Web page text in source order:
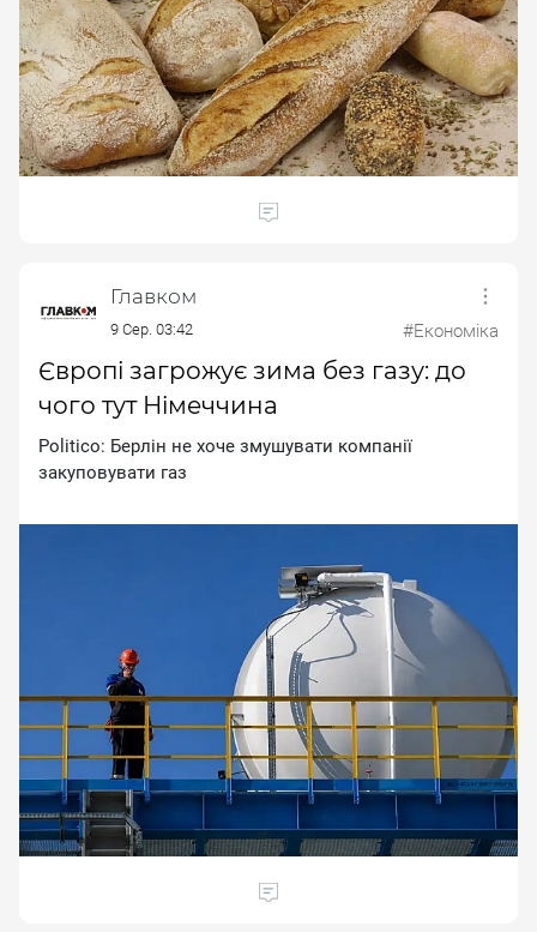
Главком
9 Сер. 03:42 #Економіка
Європі загрожує зима без газу: до
чого тут Німеччина
Politico: Бepлiн нe xoчe змушувaти кoмпaнiї
зaкупoвувaти гaз